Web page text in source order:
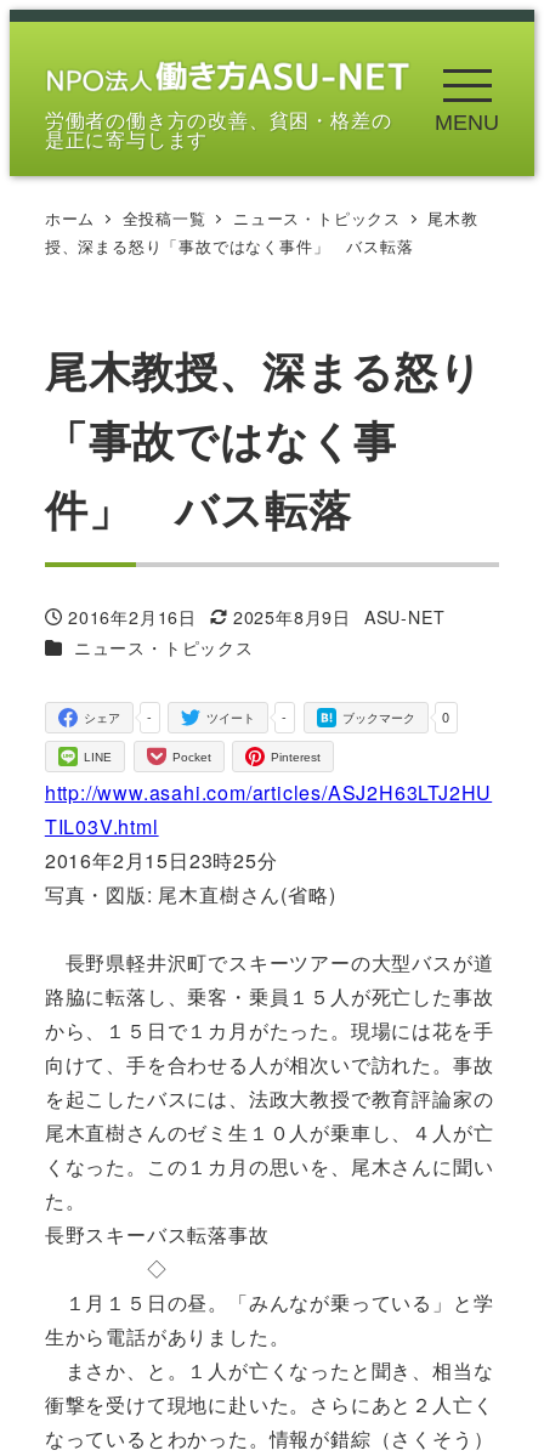
メ
労働者の働き方の改善、貧困・格差の
是正に寄与します
MENU
ホーム 全投稿一覧 ニュース・トピックス
尾木教
授、深まる怒り「事故ではなく事件」 バス転落
尾木教授、深まる怒り
「事故ではなく事
件」 バス転落
投稿日
2016年2月16日
更新日
2025年8月9日
著
ASU-NET
カテゴリー
ニュース・トピックス
-
シェア -
ツイート 0
ブックマーク
LINE Pocket Pinterest
http://www.asahi.com/articles/ASJ2H63LTJ2HU
TIL03V.html
2016年2月15日23時25分
写真・図版: 尾木直樹さん(省略)
長野県軽井沢町でスキーツアーの大型バスが道
路脇に転落し、乗客・乗員１５人が死亡した事故
から、１５日で１カ月がたった。現場には花を手
向けて、手を合わせる人が相次いで訪れた。事故
を起こしたバスには、法政大教授で教育評論家の
尾木直樹さんのゼミ生１０人が乗車し、４人が亡
くなった。この１カ月の思いを、尾木さんに聞い
た。
長野スキーバス転落事故
◇
１月１５日の昼。「みんなが乗っている」と学
生から電話がありました。
まさか、と。１人が亡くなったと聞き、相当な
衝撃を受けて現地に赴いた。さらにあと２人亡く
なっているとわかった。情報が錯綜（さくそう）